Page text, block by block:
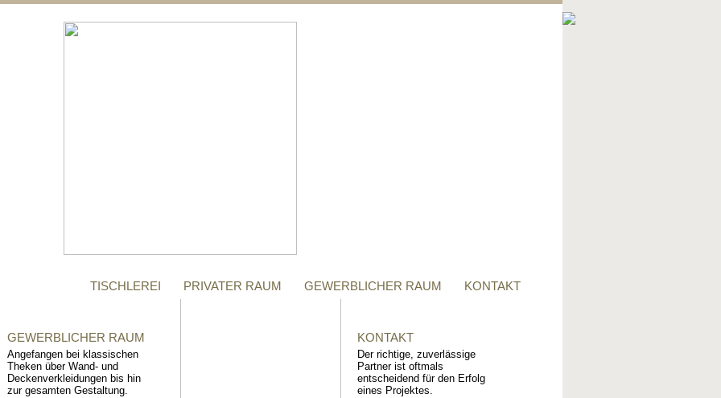
TISCHLEREI PRIVATER RAUM GEWERBLICHER RAUM KONTAKT
GEWERBLICHER RAUM
Angefangen bei klassischen
Theken über Wand- und
Deckenverkleidungen bis hin
zur gesamten Gestaltung.
KONTAKT
Der richtige, zuverlässige
Partner ist oftmals
entscheidend für den Erfolg
eines Projektes.